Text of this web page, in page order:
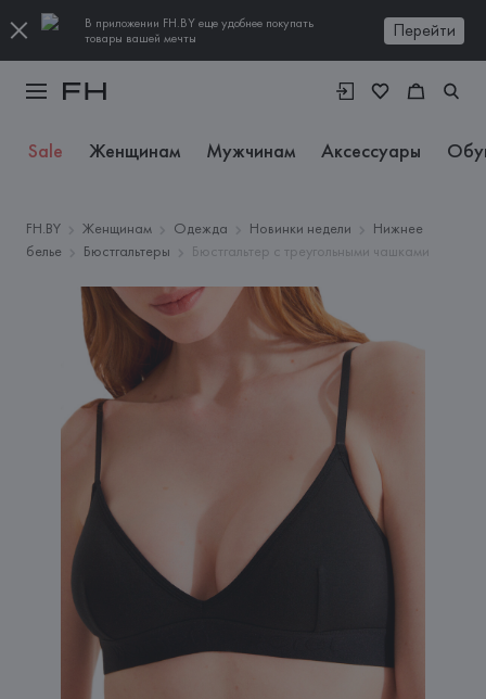
В приложении FH.BY еще удобнее покупать
товары вашей мечты
Перейти
Sale Женщинам Мужчинам Аксессуары
FH.BY Женщинам Одежда Новинки недели
Нижнее
белье
Бюстгальтеры Бюстгальтер с треугольными чашками